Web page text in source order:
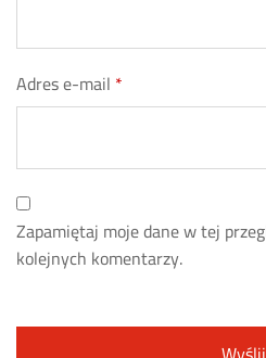
Adres e-mail *
Zapamiętaj moje dane w tej
kolejnych komentarzy.